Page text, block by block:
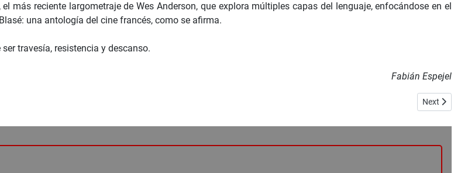
, el más reciente largometraje de Wes Anderson, que explora múltiples capas del lenguaje, enfocándose en el
una antología del cine francés, como se afirma.
travesía, resistencia y descanso.
Fabián Espejel
Next
Next